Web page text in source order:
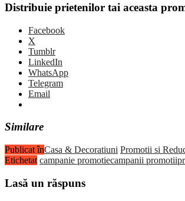
Distribuie prietenilor tai aceasta
Facebook
X
Tumblr
LinkedIn
WhatsApp
Telegram
Email
Similare
Publicat înCasa & Decoratiuni Promotii si
Etichetat campanie promotiecampanii promotii
Lasă un răspuns